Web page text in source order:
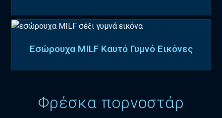
Εσώρουχα MILF Καυτό Γυμνό Εικόνες
Φρέσκα πορνοστάρ